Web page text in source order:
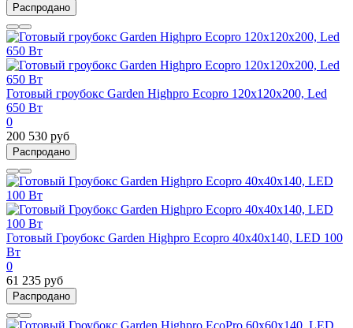
Распродано
Готовый гроубокс Garden Highpro Ecopro 120x120x200, Led
650 Вт
0
200 530 руб
Распродано
Готовый Гроубокс Garden Highpro Ecopro 40х40x140, LED 100
Вт
0
61 235 руб
Распродано